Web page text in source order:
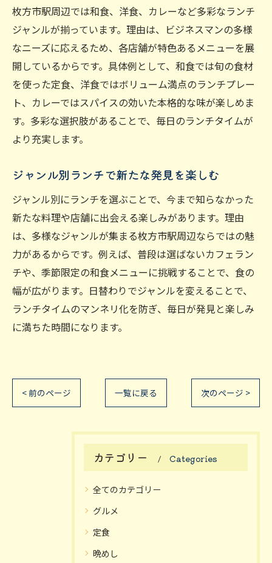
枚方市駅周辺では和食、洋食、カレーなど多彩なランチ
ジャンルが揃っています。理由は、ビジネスマンの多様
なニーズに応えるため、各店舗が特色あるメニューを展
開しているからです。具体例として、和食では旬の食材
を使った定食、洋食ではボリューム満点のランチプレー
ト、カレーではスパイスの効いた本格的な味が楽しめま
す。多彩な選択肢があることで、毎日のランチタイムが
より充実します。
ジャンル別ランチで新たな発見を楽しむ
ジャンル別にランチを選ぶことで、今まで知らなかった
新たな料理や店舗に出会える楽しみがあります。理由
は、多様なジャンルが集まる枚方市駅周辺ならではの魅
力があるからです。例えば、普段は選ばないカフェラン
チや、季節限定の和食メニューに挑戦することで、食の
幅が広がります。日替わりでジャンルを変えることで、
ランチタイムのマンネリ化を防ぎ、毎日が発見と楽しみ
に満ちた時間になります。
< 前のページ 一覧に戻る 次のページ >
カテゴリー Categories
全てのカテゴリー
グルメ
定食
晩めし